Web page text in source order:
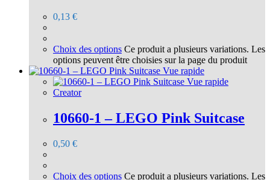
0,13 €
Choix des options Ce produit a plusieurs variations. Les
options peuvent être choisies sur la page du produit
Vue rapide
Vue rapide
Creator
10660-1 – LEGO Pink Suitcase
0,50 €
Choix des options Ce produit a plusieurs variations. Les